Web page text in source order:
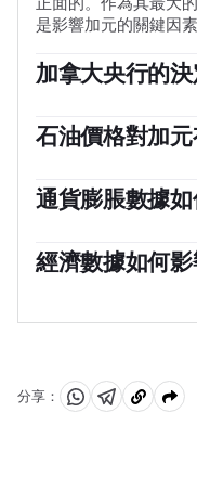
是影響加元的關鍵因素
加拿大央行的
對加元具有重大影響
大央行的主要目標是
行還可以利用量化寬
對加元不利，後者對
石油價格對加
最大的出口產品，因
影響。一般來說，如
高的油價也傾向於導
加元。
通貨膨脹數據
種貨幣的負面因素，
松，情況實際上正好
尋求利潤豐厚的投資
經濟數據如何
元產生影響。GDP、
拿大銀行提高利率，
數據疲弱，加元可能
分享：
分 分 複